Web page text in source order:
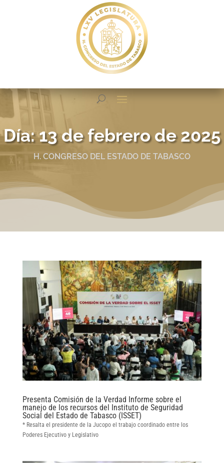
Día:13 de febrero de 2025
H. CONGRESO DEL ESTADO DE TABASCO
Presenta Comisión de la Verdad Informe sobre el
manejo de los recursos del Instituto de Seguridad
Social del Estado de Tabasco (ISSET)
* Resalta el presidente de la Jucopo el trabajo coordinado entre los
Poderes Ejecutivo y Legislativo